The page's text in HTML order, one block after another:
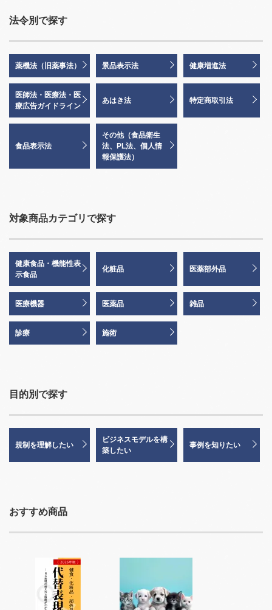
法令別で探す
薬機法（旧薬事法） 景品表示法 健康増進法
医師法・医療法・医
療広告ガイドライン
あはき法 特定商取引法
食品表示法
その他（食品衛生
法、PL法、個人情
報保護法）
対象商品カテゴリで探す
健康食品・機能性表
示食品
化粧品 医薬部外品
医療機器 医薬品 雑品
診療 施術
目的別で探す
規制を理解したい
ビジネスモデルを構
築したい
事例を知りたい
おすすめ商品